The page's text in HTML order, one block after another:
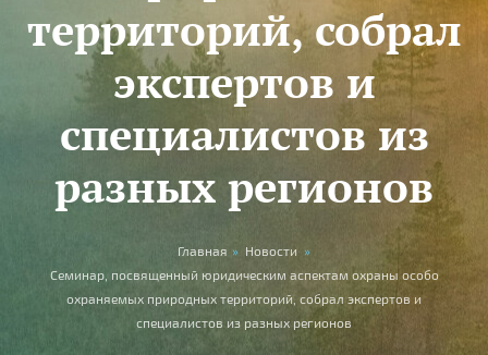
территорий, собрал
экспертов и
специалистов из
разных регионов
You are here
Главная » Новости »
Семинар, посвященный юридическим аспектам охраны особо
охраняемых природных территорий, собрал экспертов и
специалистов из разных регионов